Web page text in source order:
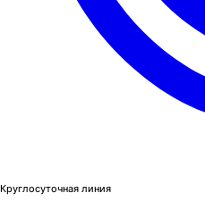
Круглосуточная линия